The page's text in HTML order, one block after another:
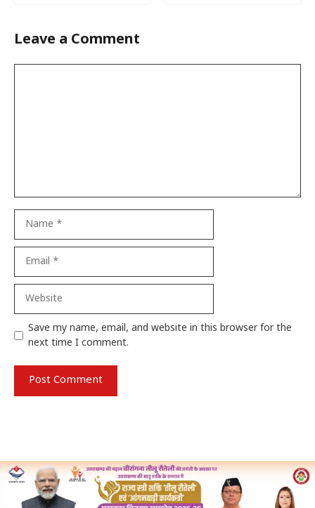
Leave a Comment
Website
Save my name, email, and website in this browser for the
next time I comment.